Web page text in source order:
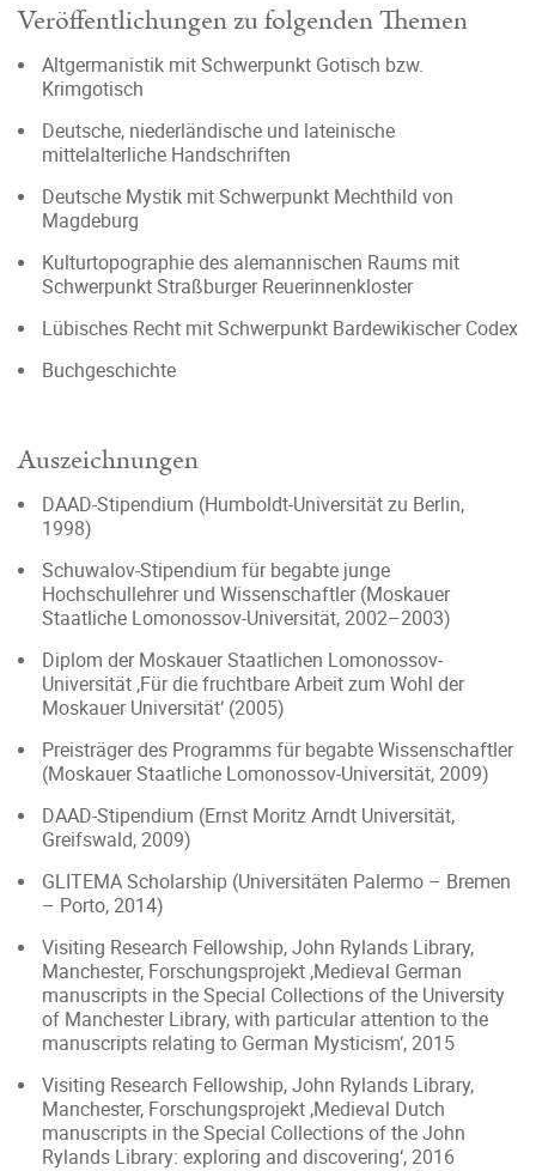
Veröffentlichungen zu folgenden Themen
Altgermanistik mit Schwerpunkt Gotisch bzw.
Krimgotisch
Deutsche, niederländische und lateinische
mittelalterliche Handschriften
Deutsche Mystik mit Schwerpunkt Mechthild von
Magdeburg
Kulturtopographie des alemannischen Raums mit
Schwerpunkt Straßburger Reuerinnenkloster
Lübisches Recht mit Schwerpunkt Bardewikischer Codex
Buchgeschichte
Auszeichnungen
DAAD-Stipendium (Humboldt-Universität zu Berlin,
1998)
Schuwalov-Stipendium für begabte junge
Hochschullehrer und Wissenschaftler (Moskauer
Staatliche Lomonossov-Universität, 2002–2003)
Diplom der Moskauer Staatlichen Lomonossov-
Universität ‚Für die fruchtbare Arbeit zum Wohl der
Moskauer Universität‘ (2005)
Preisträger des Programms für begabte Wissenschaftler
(Moskauer Staatliche Lomonossov-Universität, 2009)
DAAD-Stipendium (Ernst Moritz Arndt Universität,
Greifswald, 2009)
GLITEMA Scholarship (Universitäten Palermo – Bremen
– Porto, 2014)
Visiting Research Fellowship, John Rylands Library,
Manchester, Forschungsprojekt ‚Medieval German
manuscripts in the Special Collections of the University
of Manchester Library, with particular attention to the
manuscripts relating to German Mysticism‘, 2015
Visiting Research Fellowship, John Rylands Library,
Manchester, Forschungsprojekt ‚Medieval Dutch
manuscripts in the Special Collections of the John
Rylands Library: exploring and discovering‘, 2016